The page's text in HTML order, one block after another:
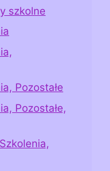
szkolne
Pozostałe
Pozostałe,